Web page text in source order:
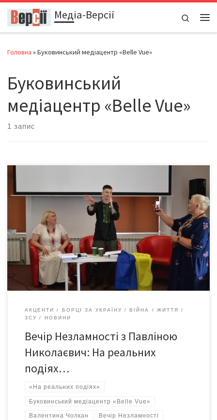
Перейти до вмістуМедіа-Версії
Search
Головна »Буковинський медіацентр «Belle Vue»
Буковинський
медіацентр «Belle Vue»
1 запис
16 липня 2025 року в Буковинському медіацентрі «Belle Vue»
відбулася зустріч із військовою, захисницею України Павліною
Николаєвич — подія, що поєднала особисту відвертість і
глибоке осмислення війни. Павліна Николаєвич — сержант
Збройних сил України, учасниця російсько-української війни. У
2022 році, коли вперше відзначали День української
державності, вона була нагороджена високою […]
АКЦЕНТИ БОРЦІ ЗА УКРАЇНУ ВІЙНА
ЖИТТЯ
ЗСУ
НОВИНИ
Вечір Незламності з Павліною
Николаєвич: На реальних
подіях…
«На реальних подіях»
Буковинський медіацентр «Belle Vue»
Валентина Чолкан Вечір Незламності